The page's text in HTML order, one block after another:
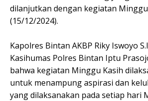
dilanjutkan dengan kegiatan
(15/12/2024).
Kapolres Bintan AKBP Riky Iswoyo
Kasihumas Polres Bintan Iptu
bahwa kegiatan Minggu Kasih
untuk menampung aspirasi dan
yang dilaksanakan pada setiap hari